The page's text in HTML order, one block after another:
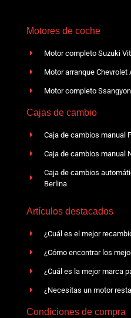
Motores de coche
Motor completo Suzuki
Motor arranque Chevrolet
Motor completo
Cajas de cambio
Caja de cambios manual
Caja de cambios manual
Caja de cambios
Berlina
Artículos destacados
¿Cuál es el mejor
¿Cómo encontrar los
¿Cuál es la mejor marca
¿Necesitas un motor
Condiciones de compra